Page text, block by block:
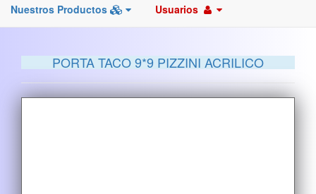
Nuestros Productos Usuarios
PORTA TACO 9*9 PIZZINI ACRILICO